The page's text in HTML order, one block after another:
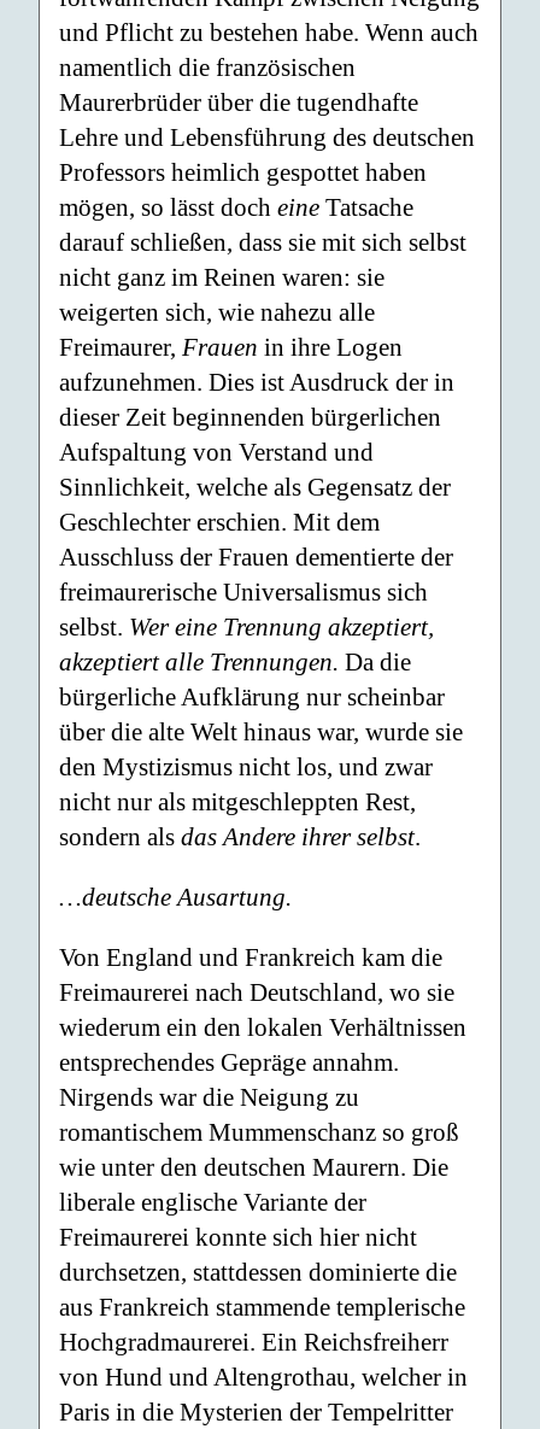
und Pflicht zu bestehen habe. Wenn auch
namentlich die französischen
Maurerbrüder über die tugendhafte
Lehre und Lebensführung des deutschen
Professors heimlich gespottet haben
mögen, so lässt doch eine Tatsache
darauf schließen, dass sie mit sich selbst
nicht ganz im Reinen waren: sie
weigerten sich, wie nahezu alle
Freimaurer, Frauen in ihre Logen
aufzunehmen. Dies ist Ausdruck der in
dieser Zeit beginnenden bürgerlichen
Aufspaltung von Verstand und
Sinnlichkeit, welche als Gegensatz der
Geschlechter erschien. Mit dem
Ausschluss der Frauen dementierte der
freimaurerische Universalismus sich
selbst. Wer eine Trennung akzeptiert,
akzeptiert alle Trennungen. Da die
bürgerliche Aufklärung nur scheinbar
über die alte Welt hinaus war, wurde sie
den Mystizismus nicht los, und zwar
nicht nur als mitgeschleppten Rest,
sondern als das Andere ihrer selbst.
…deutsche Ausartung.
Von England und Frankreich kam die
Freimaurerei nach Deutschland, wo sie
wiederum ein den lokalen Verhältnissen
entsprechendes Gepräge annahm.
Nirgends war die Neigung zu
romantischem Mummenschanz so groß
wie unter den deutschen Maurern. Die
liberale englische Variante der
Freimaurerei konnte sich hier nicht
durchsetzen, stattdessen dominierte die
aus Frankreich stammende templerische
Hochgradmaurerei. Ein Reichsfreiherr
von Hund und Altengrothau, welcher in
Paris in die Mysterien der Tempelritter